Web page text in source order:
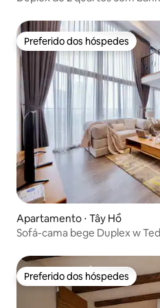
Preferido dos hóspedes
Preferido dos hóspedes
Apartamento ⋅ Tây Hồ
Sofá-cama bege Duplex w
Preferido dos hóspedes
Preferido dos hóspedes